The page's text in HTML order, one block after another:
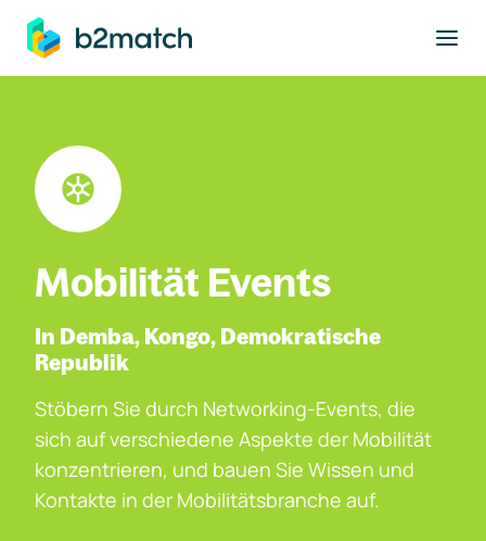
springen
Mobilität Events
In Demba, Kongo, Demokratische
Republik
Stöbern Sie durch Networking-Events, die
sich auf verschiedene Aspekte der Mobilität
konzentrieren, und bauen Sie Wissen und
Kontakte in der Mobilitätsbranche auf.